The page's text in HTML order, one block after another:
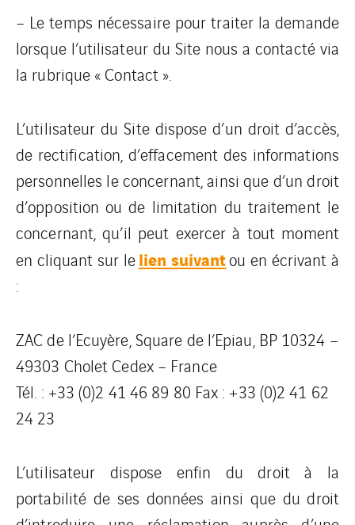
– Le temps nécessaire pour traiter la demande
lorsque l’utilisateur du Site nous a contacté via
la rubrique « Contact ».
L’utilisateur du Site dispose d’un droit d’accès,
de rectification, d’effacement des informations
personnelles le concernant, ainsi que d’un droit
d’opposition ou de limitation du traitement le
concernant, qu’il peut exercer à tout moment
en cliquant sur lelien suivantou en écrivant à
:
ZAC de l’Ecuyère, Square de l’Epiau, BP 10324 –
49303 Cholet Cedex – France
Tél. : +33 (0)2 41 46 89 80 Fax : +33 (0)2 41 62
24 23
L’utilisateur dispose enfin du droit à la
portabilité de ses données ainsi que du droit